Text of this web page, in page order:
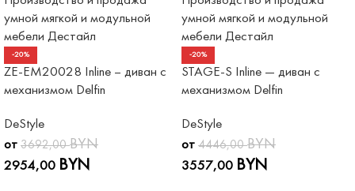
-20%
ZE-EM20028 Inline – диван с
механизмом Delfin
DeStyle
от 3692,00BYN
2954,00 BYN
-20%
STAGE-S Inline — диван с
механизмом Delfin
DeStyle
от 4446,00BYN
3557,00 BYN